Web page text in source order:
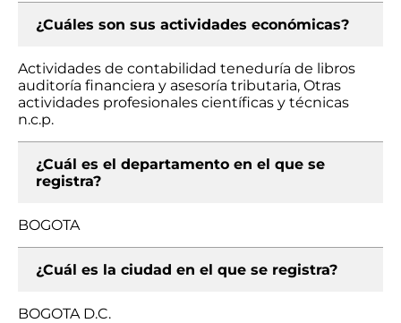
¿Cuáles son sus actividades económicas?
Actividades de contabilidad teneduría de libros
auditoría financiera y asesoría tributaria, Otras
actividades profesionales científicas y técnicas
n.c.p.
¿Cuál es el departamento en el que se
registra?
BOGOTA
¿Cuál es la ciudad en el que se registra?
BOGOTA D.C.